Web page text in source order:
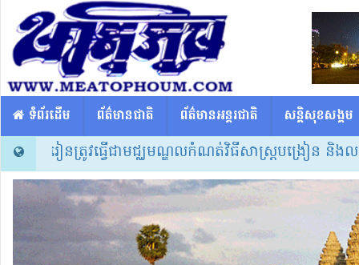
​​ ទំព័រដើម ព័ត៌មានជាតិ ព័ត៌មានអន្តរជាតិ សន្តិសុខសង្គម
លារៀនត្រូវធ្វើជាមជ្ឈមណ្ឌលកំណត់វិធីសាស្ត្របង្រៀន និង